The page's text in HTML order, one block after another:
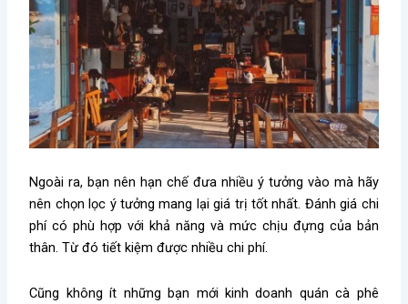
Ngoài ra, bạn nên hạn chế đưa nhiều ý tưởng vào mà hãy
nên chọn lọc ý tưởng mang lại giá trị tốt nhất. Đánh giá chi
phí có phù hợp với khả năng và mức chịu đựng của bản
thân. Từ đó tiết kiệm được nhiều chi phí.
Cũng không ít những bạn mới kinh doanh quán cà phê